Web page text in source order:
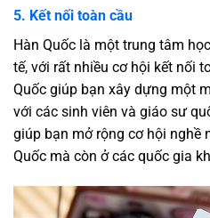
5. Kết nối toàn cầu
Hàn Quốc là một trung tâm
tế, với rất nhiều cơ hội kết nối
Quốc giúp bạn xây dựng một
với các sinh viên và giáo sư
giúp bạn mở rộng cơ hội nghề
Quốc mà còn ở các quốc gia